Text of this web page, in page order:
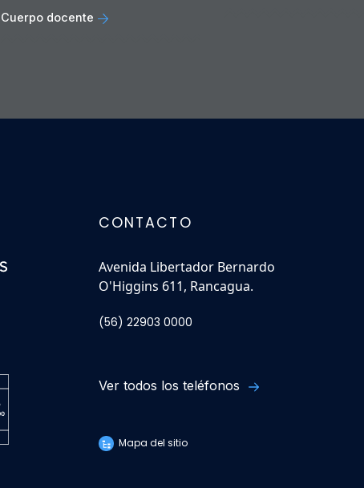
Cuerpo docente
CONTACTO
Avenida Libertador Bernardo
O'Higgins 611, Rancagua.
(56) 22903 0000
Ver todos los teléfonos
Mapa del sitio